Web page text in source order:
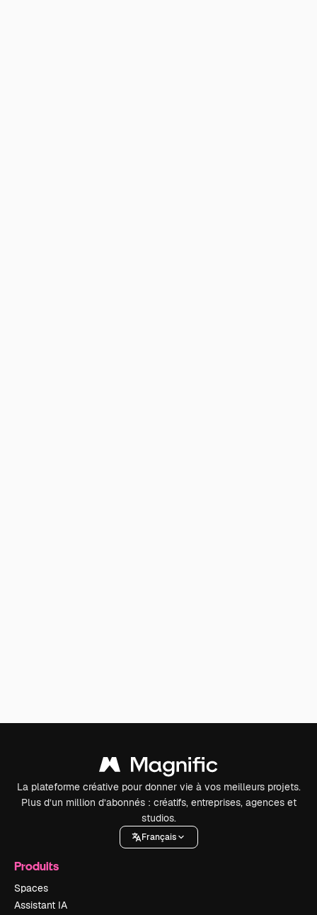
La plateforme créative pour donner vie à vos meilleurs projets.
Plus d’un million d’abonnés : créatifs, entreprises, agences et
studios.
Français
Produits
Spaces
Assistant IA